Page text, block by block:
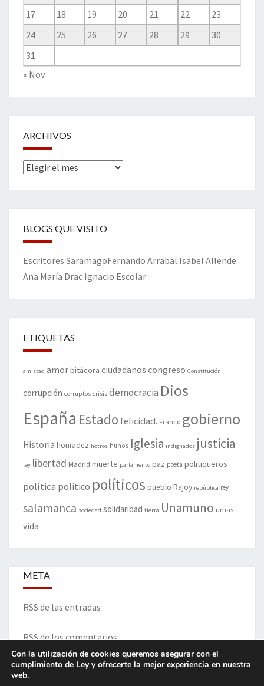
17
18 19 20 21 22
23
24
25 26 27 28 29
30
31
« Nov
ARCHIVOS
Archivos
BLOGS QUE VISITO
Escritores SaramagoFernando Arrabal Isabel Allende
Ana María Drac Ignacio Escolar
ETIQUETAS
amistad amorbitácora ciudadanos congreso Constitución
corrupción corruptos crisis democracia Dios
España Estado felicidad. Franco gobierno
Historia honradez hotros hunos Iglesia indignados justicia
ley libertad Madrid muerte parlamento paz poeta politiqueros
política político políticos pueblo Rajoy república rey
salamanca sociedad solidaridad tierra Unamuno urnas
vida
META
RSS de las entradas
RSS de los comentarios
Con la utilización de cookies queremos asegurar con el
cumplimiento de Ley y ofrecerte la mejor experiencia en nuestra
web.